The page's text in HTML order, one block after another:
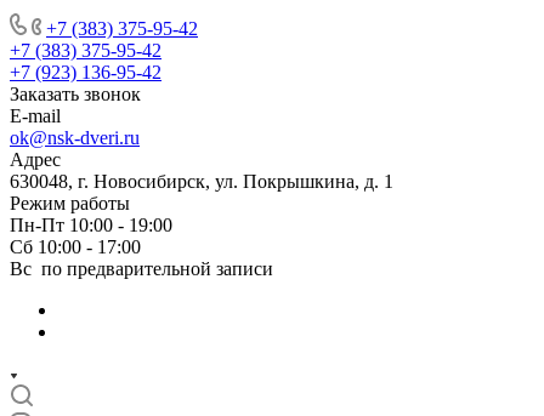
+7 (383) 375-95-42
+7 (383) 375-95-42
+7 (923) 136-95-42
Заказать звонок
E-mail
ok@nsk-dveri.ru
Адрес
630048, г. Новосибирск, ул. Покрышкина, д. 1
Режим работы
Пн-Пт 10:00 - 19:00
Сб 10:00 - 17:00
Вс по предварительной записи